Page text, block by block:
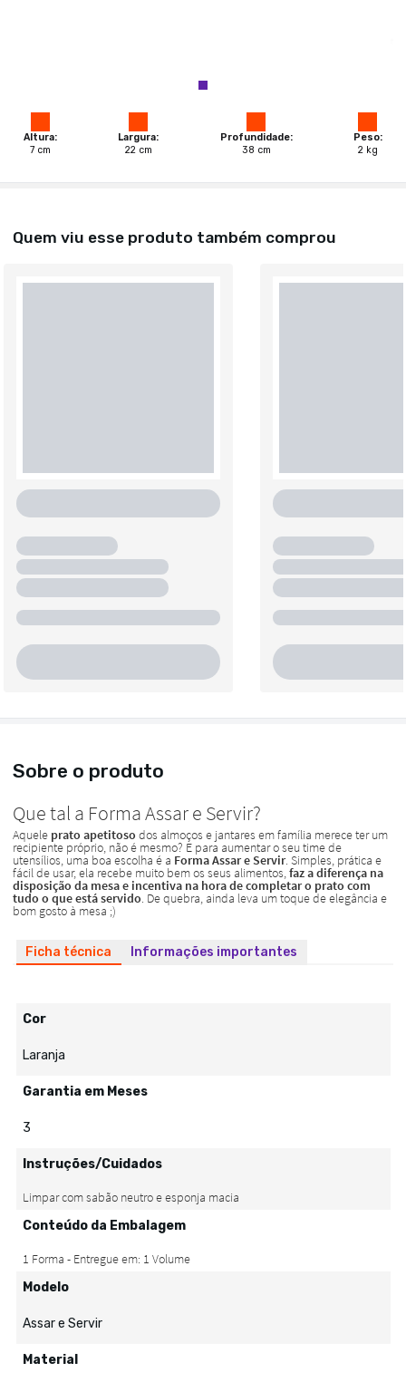
Altura:
7 cm
Largura:
22 cm
Profundidade:
38 cm
Peso:
2 kg
Quem viu esse produto também comprou
Sobre o produto
Ficha técnica Informações importantes
Cor
Laranja
Garantia em Meses
3
Instruções/Cuidados
Conteúdo da Embalagem
Modelo
Assar e Servir
Material